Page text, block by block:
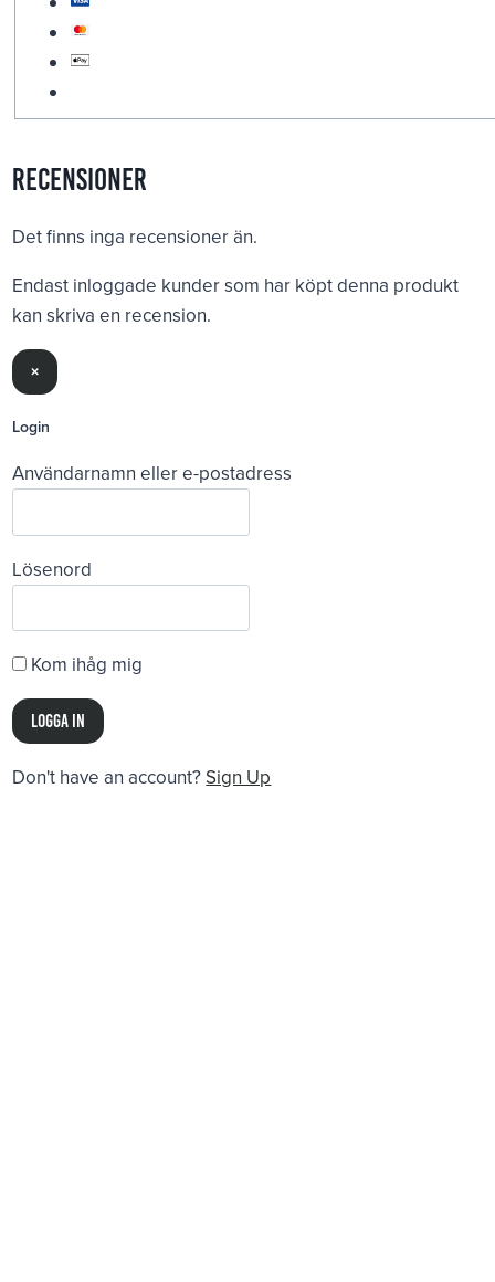
Recensioner
Det finns inga recensioner än.
Endast inloggade kunder som har köpt denna produkt
kan skriva en recension.
×
Login
Användarnamn eller e-postadress
Lösenord
Kom ihåg mig
Don't have an account? Sign Up